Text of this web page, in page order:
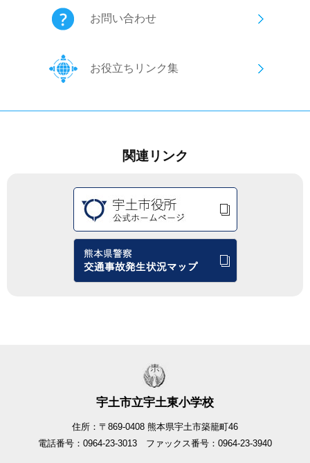
お問い合わせ
お役立ちリンク集
関連リンク
宇土市立宇土東小学校
住所：〒869-0408 熊本県宇土市築籠町46
電話番号：0964-23-3013 ファックス番号：0964-23-3940